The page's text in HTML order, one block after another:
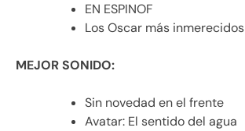
EN ESPINOF
Los Oscar más inmerecidos
MEJOR SONIDO:
Sin novedad en el frente
Avatar: El sentido del agua